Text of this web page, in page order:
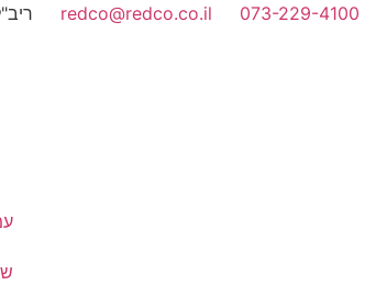
073-229-4100
redco@redco.co.il ריב"ל 3, 6777834,